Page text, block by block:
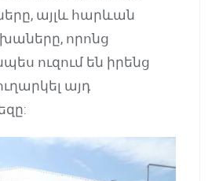
այլև հարևան
որոնց
ուզում են իրենց
այդ